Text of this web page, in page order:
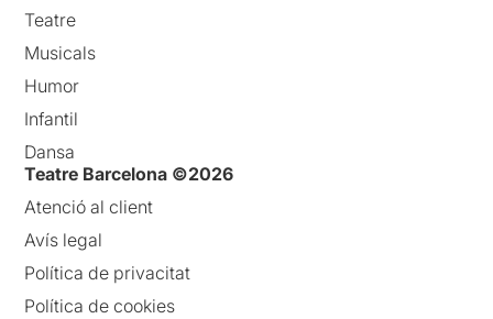
Teatre
Musicals
Humor
Infantil
Dansa
Teatre Barcelona ©2026
Atenció al client
Avís legal
Política de privacitat
Política de cookies